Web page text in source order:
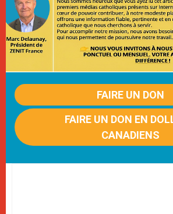
FAIRE UN DON
FAIRE UN DON EN
CANADIENS